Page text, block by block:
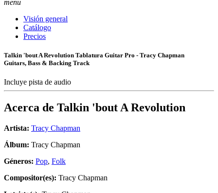
menu
Visión general
Catálogo
Precios
Talkin 'bout A Revolution Tablatura Guitar Pro - Tracy Chapman
Guitars, Bass & Backing Track
Incluye pista de audio
Acerca de Talkin 'bout A Revolution
Artista: Tracy Chapman
Álbum: Tracy Chapman
Géneros: Pop, Folk
Compositor(es): Tracy Chapman